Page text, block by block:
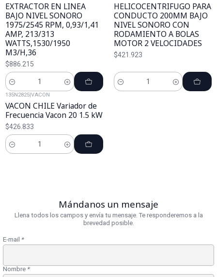
EXTRACTOR EN LINEA
BAJO NIVEL SONORO
1975/2545 RPM, 0,93/1,41
AMP, 213/313
WATTS,1530/1950
M3/H,36
$886.215
Cantidad
HELICOCENTRIFUGO PARA
CONDUCTO 200MM BAJO
NIVEL SONORO CON
RODAMIENTO A BOLAS
MOTOR 2 VELOCIDADES
$421.923
Cantidad
135N2825 |VACON
VACON CHILE Variador de
Frecuencia Vacon 20 1.5 kW
$426.833
Cantidad
Mándanos un mensaje
Llena todos los campos y envía tu mensaje. Te responderemos a la
brevedad posible.
E-mail *
Nombre *